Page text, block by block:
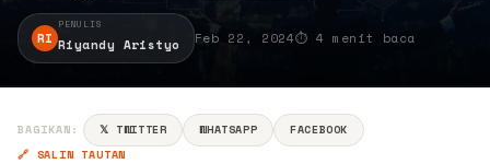
RI
PENULIS
Riyandy Aristyo Feb 22, 2024⏱ 4 menit baca
BAGIKAN: 𝕏 TWITTER WHATSAPP
FACEBOOK
🔗 SALIN TAUTAN